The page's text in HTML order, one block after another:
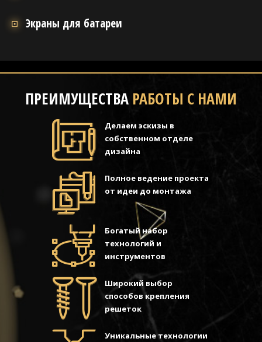
Экраны для батареи
ПРЕИМУЩЕСТВА РАБОТЫ С НАМИ
Делаем эскизы в
собственном отделе
дизайна
Полное ведение проекта
от идеи до монтажа
Богатый набор
технологий и
инструментов
Широкий выбор
способов крепления
решеток
Уникальные технологии